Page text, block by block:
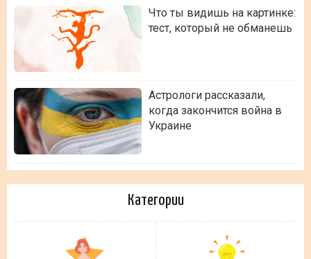
Что ты видишь на картинке:
тест, который не обманешь
Астрологи рассказали,
когда закончится война в
Украине
Категории